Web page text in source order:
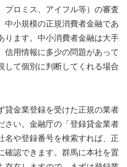
プロミス、アイフル等）の審査
中小規模の正規消費者金融であ
ります。中小消費者金融は大手
信用情報に多少の問題があって
して個別に判断してくれる場合
貸金業登録を受けた正規の業者
さい。金融庁の「登録貸金業者
名や登録番号を検索すれば、正
確認できます。群馬に本社を置